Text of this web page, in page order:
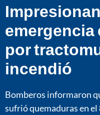
emergencia
por
incendió
Bomberos informaron
sufrió quemaduras en el